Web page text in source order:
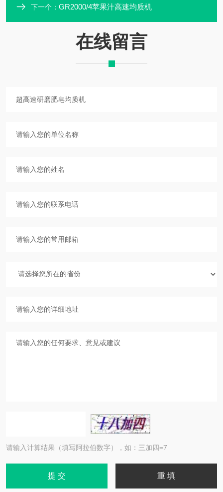
下一个： GR2000/4苹果汁高速均质机
在线留言
请输入计算结果（填写阿拉伯数字），如：三加四=7